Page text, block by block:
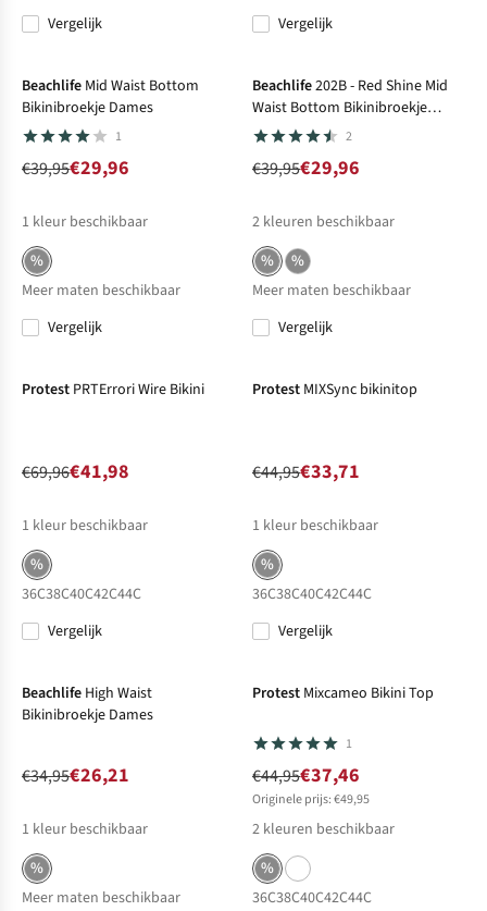
Vergelijk
Vergelijk
Beachlife Mid Waist Bottom
Bikinibroekje Dames
1
€39,95€29,96
1 kleur beschikbaar
%
Meer maten beschikbaar
Vergelijk
Beachlife202B - Red Shine Mid
Waist Bottom Bikinibroekje
Dames
2
€39,95€29,96
2 kleuren beschikbaar
%
%
Meer maten beschikbaar
Vergelijk
Protest PRTErrori Wire Bikini
€69,96€41,98
1 kleur beschikbaar
%
36C38C40C42C44C
Vergelijk
Protest MIXSync bikinitop
€44,95€33,71
1 kleur beschikbaar
%
36C38C40C42C44C
Vergelijk
Beachlife High Waist
Bikinibroekje Dames
€34,95€26,21
1 kleur beschikbaar
%
Meer maten beschikbaar
Protest Mixcameo Bikini Top
1
€44,95€37,46
Originele prijs: €49,95
2 kleuren beschikbaar
%
36C38C40C42C44C